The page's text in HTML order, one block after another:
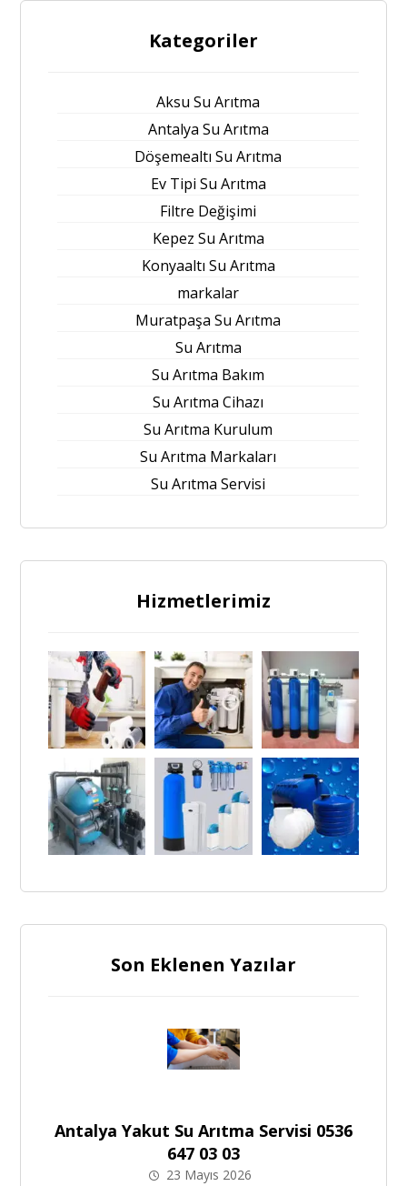
Kategoriler
Aksu Su Arıtma
Antalya Su Arıtma
Döşemealtı Su Arıtma
Ev Tipi Su Arıtma
Filtre Değişimi
Kepez Su Arıtma
Konyaaltı Su Arıtma
markalar
Muratpaşa Su Arıtma
Su Arıtma
Su Arıtma Bakım
Su Arıtma Cihazı
Su Arıtma Kurulum
Su Arıtma Markaları
Su Arıtma Servisi
Hizmetlerimiz
Son Eklenen Yazılar
Antalya Yakut Su Arıtma Servisi 0536
647 03 03
23 Mayıs 2026